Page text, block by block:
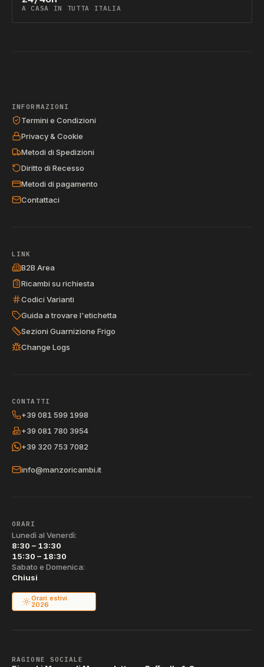
A CASA IN TUTTA ITALIA
INFORMAZIONI
Termini e Condizioni
Privacy & Cookie
Metodi di Spedizioni
Diritto di Recesso
Metodi di pagamento
Contattaci
LINK
B2B Area
Ricambi su richiesta
Codici Varianti
Guida a trovare l'etichetta
Sezioni Guarnizione Frigo
Change Logs
CONTATTI
+39 081 599 1998
+39 081 780 3954
+39 320 753 7082
info@manzoricambi.it
ORARI
Lunedì al Venerdì:
8:30 – 13:30
15:30 – 18:30
Sabato e Domenica:
Chiusi
Orari estivi
2026
RAGIONE SOCIALE